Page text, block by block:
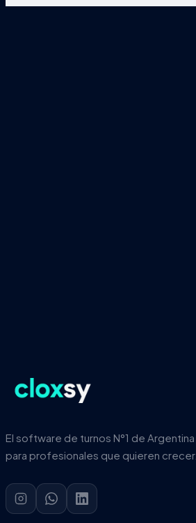
El software de turnos N°1 de Argentina
para profesionales que quieren crecer.